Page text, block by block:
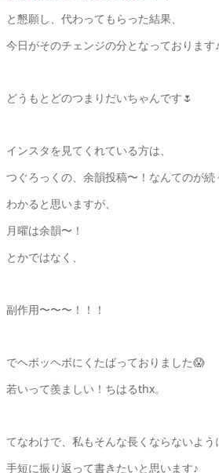
と懇願し、代わってもらった結果、
今日がそのチェンジの分となっております♪
どうもとどのつまりだいちゃんです🌷
インスタを見てくれている方は、
つぐろっくの、余韻投稿〜！なんてのが
わかると思いますが、
月曜は余韻〜！
とかではなく、
副作用〜〜〜！！！
でヘボッヘボにくたばっておりました😱
若いって羨ましい！ちはるthx。
てなわけで、私もそんな長くならないよう
手短に振り返って書きたいと思います♪